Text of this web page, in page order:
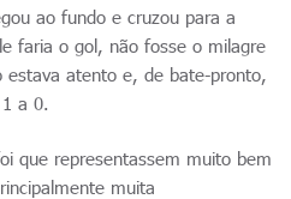
ao fundo e cruzou para a
faria o gol, não fosse o milagre
estava atento e, de bate-pronto,
a 0.
que representassem muito bem
muita